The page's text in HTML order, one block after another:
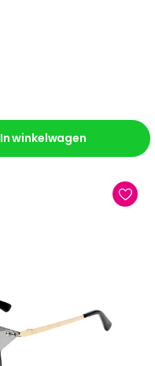
In winkelwagen